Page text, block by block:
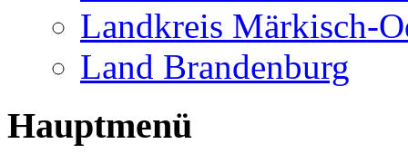
Landkreis Märkisch-
Land Brandenburg
Hauptmenü